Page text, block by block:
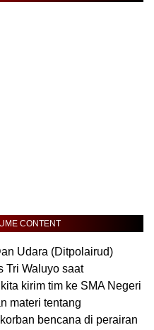
CONTENT
Udara (Ditpolairud)
Tri Waluyo saat
kirim tim ke SMA Negeri
materi tentang
bencana di perairan